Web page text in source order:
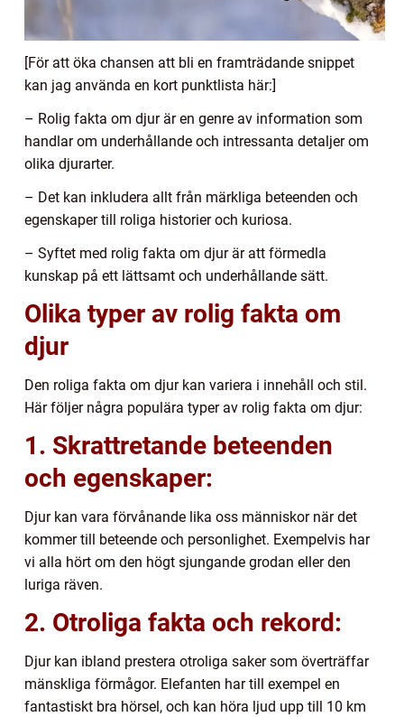
[För att öka chansen att bli en framträdande snippet
kan jag använda en kort punktlista här:]
– Rolig fakta om djur är en genre av information som
handlar om underhållande och intressanta detaljer om
olika djurarter.
– Det kan inkludera allt från märkliga beteenden och
egenskaper till roliga historier och kuriosa.
– Syftet med rolig fakta om djur är att förmedla
kunskap på ett lättsamt och underhållande sätt.
Olika typer av rolig fakta om
djur
Den roliga fakta om djur kan variera i innehåll och stil.
Här följer några populära typer av rolig fakta om djur:
1. Skrattretande beteenden
och egenskaper:
Djur kan vara förvånande lika oss människor när det
kommer till beteende och personlighet. Exempelvis har
vi alla hört om den högt sjungande grodan eller den
luriga räven.
2. Otroliga fakta och rekord:
Djur kan ibland prestera otroliga saker som överträffar
mänskliga förmågor. Elefanten har till exempel en
fantastiskt bra hörsel, och kan höra ljud upp till 10 km